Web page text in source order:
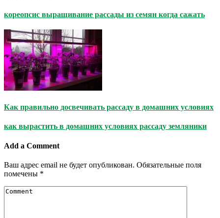
кореопсис выращивание рассады из семян когда сажать
Как правильно досвечивать рассаду в домашних условиях
как вырастить в домашних условиях рассаду земляники
Add a Comment
Ваш адрес email не будет опубликован. Обязательные поля
помечены *